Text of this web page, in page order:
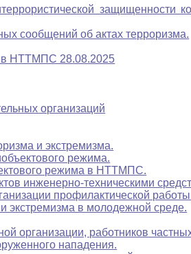
защищенности
сообщений об актах терроризма.
в НТТМПС 28.08.2025
организаций
и экстремизма.
режима.
режима в НТТМПС.
инженерно-техническими
профилактической
экстремизма в молодежной среде.
организации, работников
нападения.